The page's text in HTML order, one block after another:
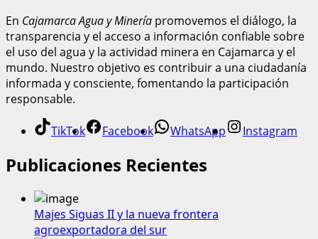
En Cajamarca Agua y Minería promovemos el diálogo, la
transparencia y el acceso a información confiable sobre
el uso del agua y la actividad minera en Cajamarca y el
mundo. Nuestro objetivo es contribuir a una ciudadanía
informada y consciente, fomentando la participación
responsable.
TikTok Facebook WhatsApp Instagram
Publicaciones Recientes
Majes Siguas II y la nueva frontera
agroexportadora del sur